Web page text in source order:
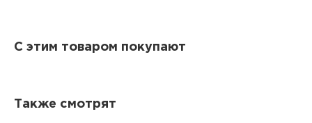
С этим товаром покупают
Также смотрят